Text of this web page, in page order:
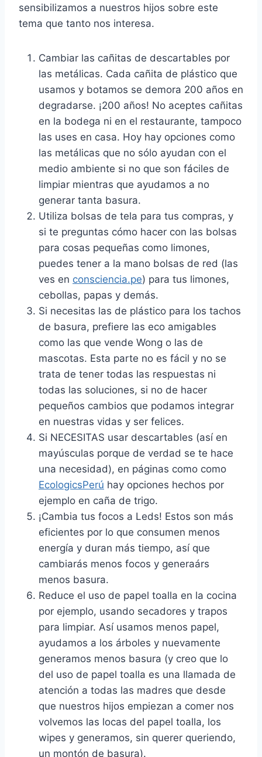
sensibilizamos a nuestros hijos sobre este
tema que tanto nos interesa.
Cambiar las cañitas de descartables por
las metálicas. Cada cañita de plástico que
usamos y botamos se demora 200 años en
degradarse. ¡200 años! No aceptes cañitas
en la bodega ni en el restaurante, tampoco
las uses en casa. Hoy hay opciones como
las metálicas que no sólo ayudan con el
medio ambiente si no que son fáciles de
limpiar mientras que ayudamos a no
generar tanta basura.
Utiliza bolsas de tela para tus compras, y
si te preguntas cómo hacer con las bolsas
para cosas pequeñas como limones,
puedes tener a la mano bolsas de red (las
ves en consciencia.pe) para tus limones,
cebollas, papas y demás.
Si necesitas las de plástico para los tachos
de basura, prefiere las eco amigables
como las que vende Wong o las de
mascotas. Esta parte no es fácil y no se
trata de tener todas las respuestas ni
todas las soluciones, si no de hacer
pequeños cambios que podamos integrar
en nuestras vidas y ser felices.
Si NECESITAS usar descartables (así en
mayúsculas porque de verdad se te hace
una necesidad), en páginas como como
EcologicsPerú hay opciones hechos por
ejemplo en caña de trigo.
¡Cambia tus focos a Leds! Estos son más
eficientes por lo que consumen menos
energía y duran más tiempo, así que
cambiarás menos focos y generaárs
menos basura.
Reduce el uso de papel toalla en la cocina
por ejemplo, usando secadores y trapos
para limpiar. Así usamos menos papel,
ayudamos a los árboles y nuevamente
generamos menos basura (y creo que lo
del uso de papel toalla es una llamada de
atención a todas las madres que desde
que nuestros hijos empiezan a comer nos
volvemos las locas del papel toalla, los
wipes y generamos, sin querer queriendo,
un montón de basura).